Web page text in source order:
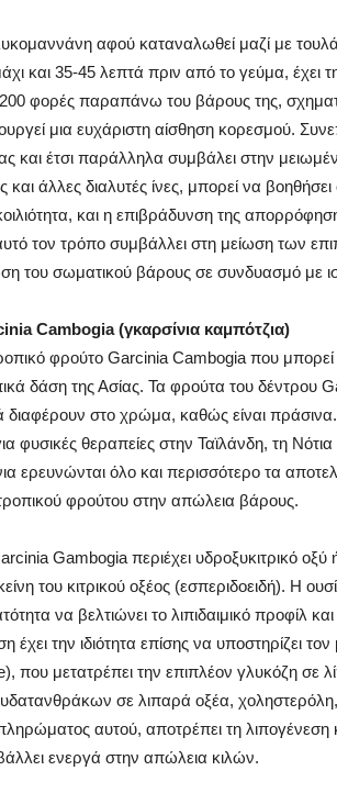
αφού καταναλωθεί μαζί με
και 35-45 λεπτά πριν από το γεύμα, έχει
φορές παραπάνω του βάρους της,
μια ευχάριστη αίσθηση κορεσμού.
και έτσι παράλληλα συμβάλει στην
και άλλες διαλυτές ίνες, μπορεί να
και η επιβράδυνση της
τον τρόπο συμβάλλει στη μείωση των
του σωματικού βάρους σε συνδυασμό με
Cambogia (γκαρσίνια καμπότζια)
φρούτο Garcinia Cambogia που μπορεί
δάση της Ασίας. Τα φρούτα του δέντρου
διαφέρουν στο χρώμα, καθώς είναι πράσινα.
φυσικές θεραπείες στην Ταϊλάνδη, τη
ερευνώνται όλο και περισσότερο τα
φρούτου στην απώλεια βάρους.
Gambogia περιέχει υδροξυκιτρικό
του κιτρικού οξέος (εσπεριδοειδή). Η
να βελτιώνει το λιπιδαιμικό προφίλ
έχει την ιδιότητα επίσης να υποστηρίζει
που μετατρέπει την επιπλέον γλυκόζη σε
σε λιπαρά οξέα, χοληστερόλη,
αυτού, αποτρέπει τη λιπογένεση
ενεργά στην απώλεια κιλών.